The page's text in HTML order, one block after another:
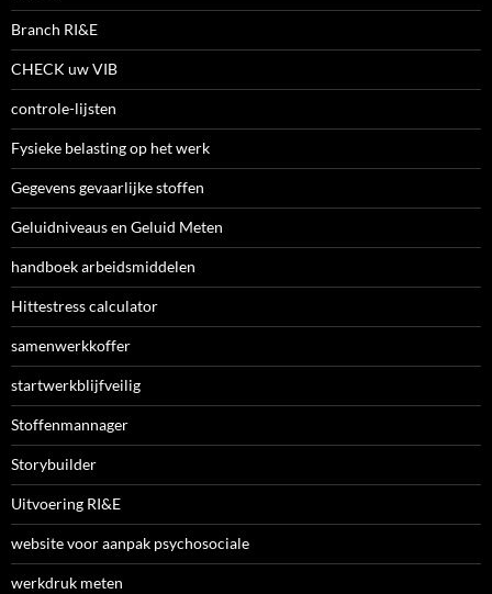
Branch RI&E
CHECK uw VIB
controle-lijsten
Fysieke belasting op het werk
Gegevens gevaarlijke stoffen
Geluidniveaus en Geluid Meten
handboek arbeidsmiddelen
Hittestress calculator
samenwerkkoffer
startwerkblijfveilig
Stoffenmannager
Storybuilder
Uitvoering RI&E
website voor aanpak psychosociale
werkdruk meten